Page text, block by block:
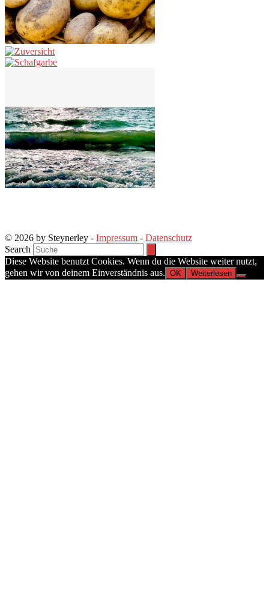
© 2026 by Steynerley - Impressum - Datenschutz
Search
Diese Website benutzt Cookies. Wenn du die Website weiter nutzt,
gehen wir von deinem Einverständnis aus. OK Weiterlesen